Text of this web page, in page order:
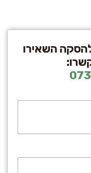
השאירו